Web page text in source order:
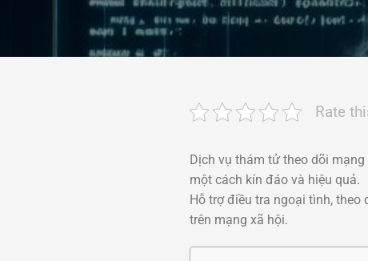
Rate
Dịch vụ thám tử theo dõi
một cách kín đáo và hiệu quả.
Hỗ trợ điều tra ngoại tình,
trên mạng xã hội.